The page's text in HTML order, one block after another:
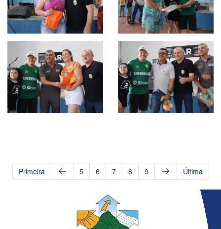
Primeira 5 6 7 8 9 Última